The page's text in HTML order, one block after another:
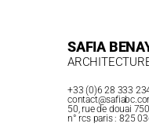
SAFIA
+33 (0)6 28 333
50, rue de douai
n° rcs paris : 825